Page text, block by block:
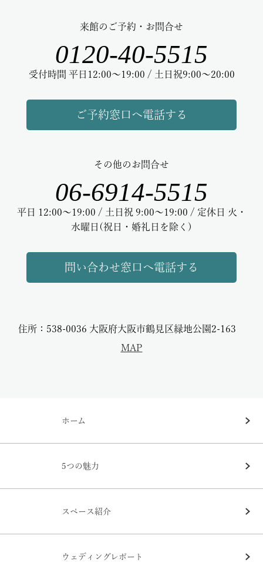
来館のご予約・お問合せ
0120-40-5515
受付時間 平日12:00～19:00 / 土日祝9:00～20:00
ご予約窓口へ電話する
その他のお問合せ
06-6914-5515
平日 12:00～19:00 / 土日祝 9:00～19:00 / 定休日 火・
水曜日(祝日・婚礼日を除く)
問い合わせ窓口へ電話する
住所：538-0036 大阪府大阪市鶴見区緑地公園2-163
MAP
ホーム
5つの魅力
スペース紹介
ウェディングレポート